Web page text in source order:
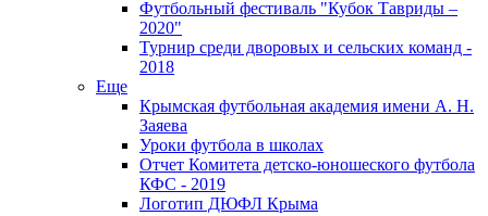
Футбольный фестиваль "Кубок Тавриды –
2020"
Турнир среди дворовых и сельских команд -
2018
Еще
Крымская футбольная академия имени А. Н.
Заяева
Уроки футбола в школах
Отчет Комитета детско-юношеского футбола
КФС - 2019
Логотип ДЮФЛ Крыма